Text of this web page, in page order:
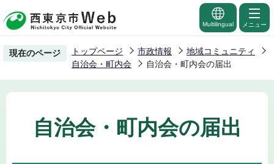
の
ー
Multilingual メニュー
現在のページ トップページ 市政情報
地域コミュニティ
自治会・町内会
自治会・町内会の届出
自治会・町内会の届出